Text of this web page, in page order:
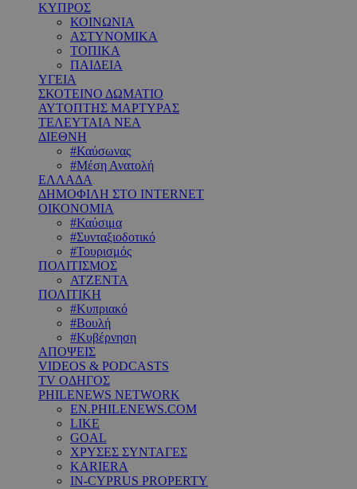
ΚΥΠΡΟΣ
ΚΟΙΝΩΝΙΑ
ΑΣΤΥΝΟΜΙΚΑ
ΤΟΠΙΚΑ
ΠΑΙΔΕΙΑ
ΥΓΕΙΑ
ΣΚΟΤΕΙΝΟ ΔΩΜΑΤΙΟ
ΑΥΤΟΠΤΗΣ ΜΑΡΤΥΡΑΣ
ΤΕΛΕΥΤΑΙΑ ΝΕΑ
ΔΙΕΘΝΗ
#Καύσωνας
#Μέση Ανατολή
ΕΛΛΑΔΑ
ΔΗΜΟΦΙΛΗ ΣΤΟ INTERNET
ΟΙΚΟΝΟΜΙΑ
#Καύσιμα
#Συνταξιοδοτικό
#Τουρισμός
ΠΟΛΙΤΙΣΜΟΣ
ΑΤΖΕΝΤΑ
ΠΟΛΙΤΙΚΗ
#Κυπριακό
#Βουλή
#Κυβέρνηση
ΑΠΟΨΕΙΣ
VIDEOS & PODCASTS
TV ΟΔΗΓΟΣ
PHILENEWS NETWORK
EN.PHILENEWS.COM
LIKE
GOAL
ΧΡΥΣΕΣ ΣΥΝΤΑΓΕΣ
KARIERA
IN-CYPRUS PROPERTY